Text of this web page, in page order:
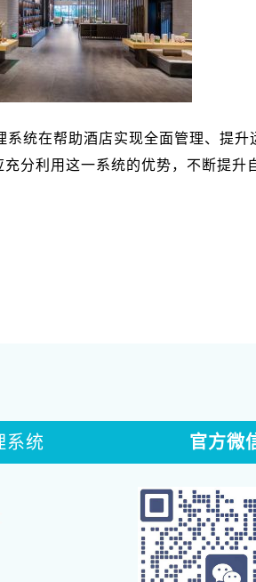
系统在帮助酒店实现全面管理、提
分利用这一系统的优势，不断提升
系统 官方微